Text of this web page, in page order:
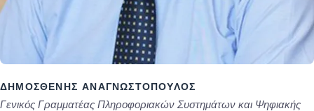
ΔΗΜΟΣΘΈΝΗΣ ΑΝΑΓΝΩΣΤΌΠΟΥΛΟΣ
Γενικός Γραμματέας Πληροφοριακών Συστημάτων και Ψηφιακής